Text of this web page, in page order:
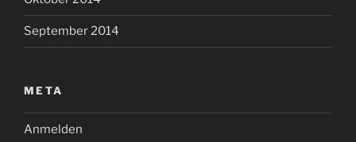
September 2014
META
Anmelden